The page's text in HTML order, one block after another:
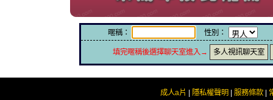
暱稱： 性別：
填完暱稱後選擇聊天室進入→ 多人視訊聊天室
成人a片 隱私權聲明 服務條款